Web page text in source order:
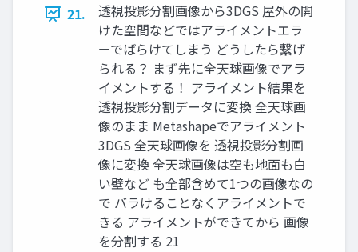
21.
透視投影分割画像から3DGS 屋外の開
けた空間などではアライメントエラ
ーでばらけてしまう どうしたら繋げ
られる？ まず先に全天球画像でアラ
イメントする！ アライメント結果を
透視投影分割データに変換 全天球画
像のまま Metashapeでアライメント
3DGS 全天球画像を 透視投影分割画
像に変換 全天球画像は空も地面も白
い壁など も全部含めて1つの画像なの
で バラけることなくアライメントで
きる アライメントができてから 画像
を分割する 21